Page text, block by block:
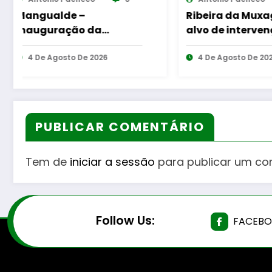
Antonio Pacheco
Ribeira da Muxagata
alvo de intervenção
proteção da
4 De Agosto De 2026
Antonio
CIM Viseu
reforça
feiras
4 De Agosto
PUBLICAR COMENTÁRIO
Tem de iniciar a sessão para publicar um
Follow Us: